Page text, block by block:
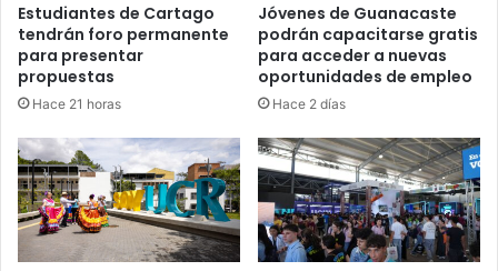
Estudiantes de Cartago
tendrán foro permanente
para presentar
propuestas
Hace 21 horas
Jóvenes de Guanacaste
podrán capacitarse gratis
para acceder a nuevas
oportunidades de empleo
Hace 2 días